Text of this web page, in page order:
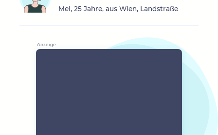
Mel, 25 Jahre, aus Wien, Landstraße